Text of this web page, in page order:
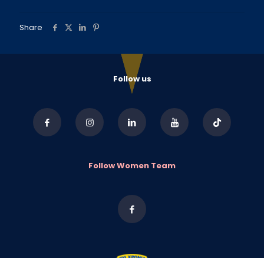
Share
Follow us
Follow Women Team